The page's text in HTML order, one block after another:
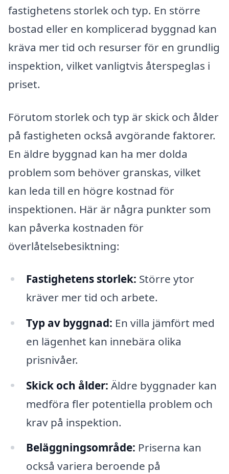
fastighetens storlek och typ. En större
bostad eller en komplicerad byggnad kan
kräva mer tid och resurser för en grundlig
inspektion, vilket vanligtvis återspeglas i
priset.
Förutom storlek och typ är skick och ålder
på fastigheten också avgörande faktorer.
En äldre byggnad kan ha mer dolda
problem som behöver granskas, vilket
kan leda till en högre kostnad för
inspektionen. Här är några punkter som
kan påverka kostnaden för
överlåtelsebesiktning:
Fastighetens storlek: Större ytor
kräver mer tid och arbete.
Typ av byggnad: En villa jämfört med
en lägenhet kan innebära olika
prisnivåer.
Skick och ålder: Äldre byggnader kan
medföra fler potentiella problem och
krav på inspektion.
Beläggningsområde: Priserna kan
också variera beroende på